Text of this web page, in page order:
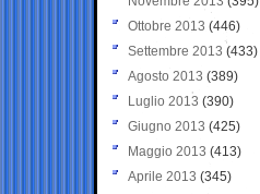
Ottobre 2013 (446)
Settembre 2013 (433)
Agosto 2013 (389)
Luglio 2013 (390)
Giugno 2013 (425)
Maggio 2013 (413)
Aprile 2013 (345)